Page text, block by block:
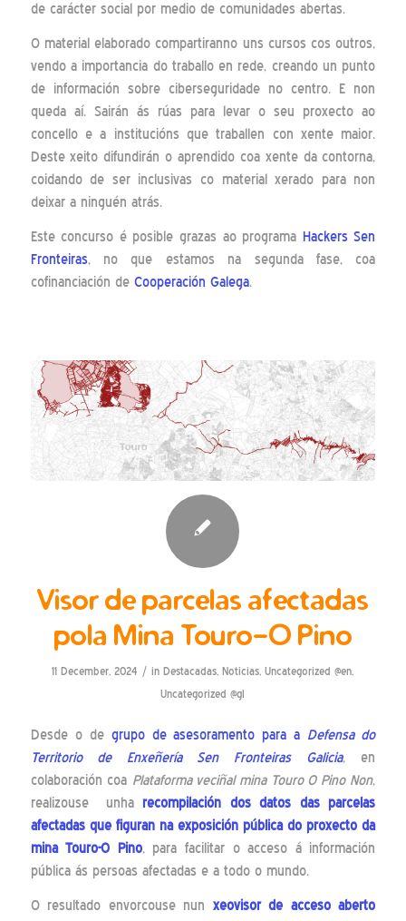
de carácter social por medio de comunidades abertas.
O material elaborado compartiranno uns cursos cos outros,
vendo a importancia do traballo en rede, creando un punto
de información sobre ciberseguridade no centro. E non
queda aí. Sairán ás rúas para levar o seu proxecto ao
concello e a institucións que traballen con xente maior.
Deste xeito difundirán o aprendido coa xente da contorna,
coidando de ser inclusivas co material xerado para non
deixar a ninguén atrás.
Este concurso é posible grazas ao programa Hackers Sen
Fronteiras, no que estamos na segunda fase, coa
cofinanciación de Cooperación Galega.
Visor de parcelas afectadas
pola Mina Touro-O Pino
11 December, 2024 / inDestacadas,Noticias,Uncategorized @en,
Uncategorized @gl
Desde o de grupo de asesoramento para a Defensa do
Territorio de Enxeñería Sen Fronteiras Galicia, en
colaboración coa Plataforma veciñal mina Touro O Pino Non,
realizouse unha recompilación dos datos das parcelas
afectadas que figuran na exposición pública do proxecto da
mina Touro-O Pino, para facilitar o acceso á información
pública ás persoas afectadas e a todo o mundo.
O resultado envorcouse nun xeovisor de acceso aberto